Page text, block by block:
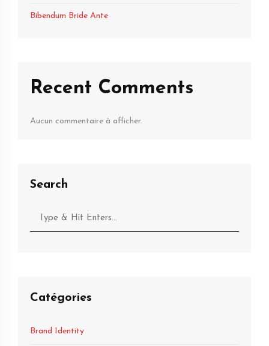
Bibendum Bride Ante
Recent Comments
Aucun commentaire à afficher.
Search
Catégories
Brand Identity